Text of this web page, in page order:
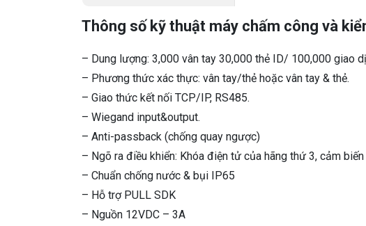
s
l
ư
Thông số kỹ thuật máy chấm công và
– Dung lượng: 3,000 vân tay 30,000 thẻ ID/ 100,000 giao
– Phương thức xác thực: vân tay/thẻ hoặc vân tay & thẻ.
– Giao thức kết nối TCP/IP, RS485.
– Wiegand input&output.
– Anti-passback (chống quay ngược)
– Ngõ ra điều khiển: Khóa điện tử của hãng thứ 3, cảm
– Chuẩn chống nước & bụi IP65
– Hỗ trợ PULL SDK
– Nguồn 12VDC – 3A